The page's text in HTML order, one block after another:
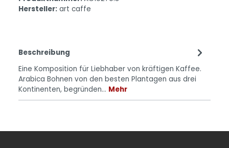
Hersteller: art caffe
Beschreibung
Eine Komposition für Liebhaber von kräftigen Kaffee.
Arabica Bohnen von den besten Plantagen aus drei
Kontinenten, begründen… Mehr